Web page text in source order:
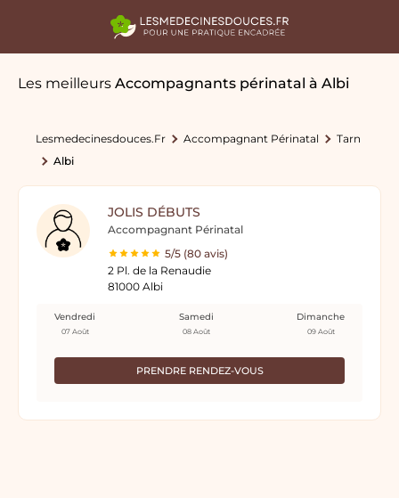
Les meilleurs Accompagnants périnatal à Albi
Lesmedecinesdouces.fr Accompagnant Périnatal
Tarn
Albi
JOLIS DÉBUTS
Accompagnant Périnatal
5/5 (80 avis)
2 Pl. de la Renaudie
81000 Albi
PRENDRE RENDEZ-VOUS
Vendredi
07 Août
Samedi
08 Août
Dimanche
09 Août